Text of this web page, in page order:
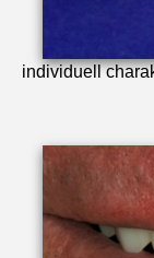
individuell